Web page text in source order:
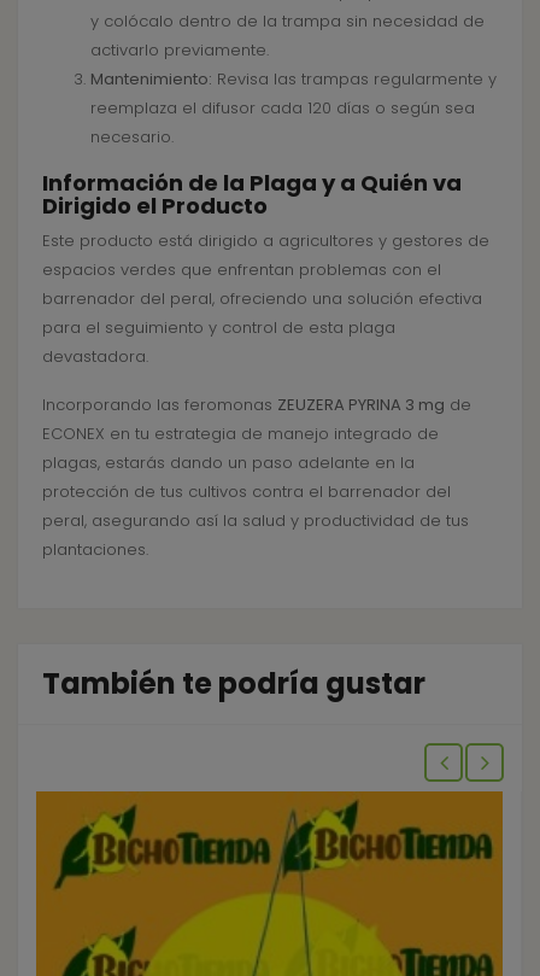
y colócalo dentro de la trampa sin necesidad de
activarlo previamente.
Mantenimiento: Revisa las trampas regularmente y
reemplaza el difusor cada 120 días o según sea
necesario.
Información de la Plaga y a Quién va
Dirigido el Producto
Este producto está dirigido a agricultores y gestores de
espacios verdes que enfrentan problemas con el
barrenador del peral, ofreciendo una solución efectiva
para el seguimiento y control de esta plaga
devastadora.
Incorporando las feromonas ZEUZERA PYRINA 3 mg de
ECONEX en tu estrategia de manejo integrado de
plagas, estarás dando un paso adelante en la
protección de tus cultivos contra el barrenador del
peral, asegurando así la salud y productividad de tus
plantaciones.
También te podría gustar